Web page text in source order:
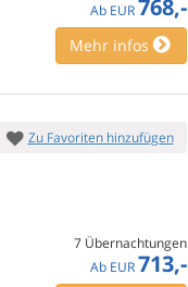
Ab EUR 768,-
Mehr infos
Zu Favoriten hinzufügen
7 Übernachtungen
Ab EUR 713,-